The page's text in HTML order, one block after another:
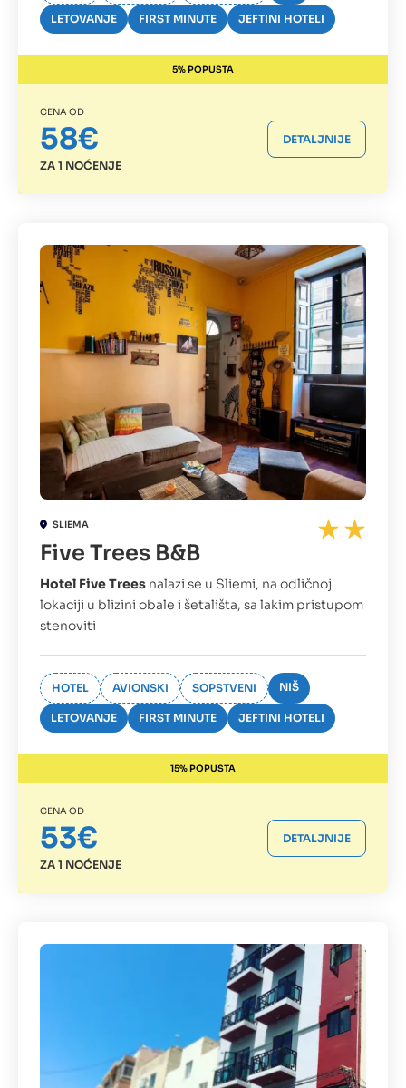
LETOVANJE FIRST MINUTE JEFTINI HOTELI
5% POPUSTA
CENA OD
58€
ZA 1 NOĆENJE
DETALJNIJE
SLIEMA
Five Trees B&B
Hotel Five Trees nalazi se u Sliemi, na odličnoj
lokaciji u blizini obale i šetališta, sa lakim pristupom
stenoviti
HOTEL AVIONSKI SOPSTVENI NIŠ
LETOVANJE FIRST MINUTE JEFTINI HOTELI
15% POPUSTA
CENA OD
53€
ZA 1 NOĆENJE
DETALJNIJE